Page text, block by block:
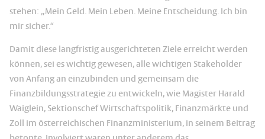
stehen: „Mein Geld. Mein Leben. Meine Entscheidung. Ich bin
mir sicher.“
Damit diese langfristig ausgerichteten Ziele erreicht werden
können, sei es wichtig gewesen, alle wichtigen Stakeholder
von Anfang an einzubinden und gemeinsam die
Finanzbildungsstrategie zu entwickeln, wie Magister Harald
Waiglein, Sektionschef Wirtschaftspolitik, Finanzmärkte und
Zoll im österreichischen Finanzministerium, in seinem Beitrag